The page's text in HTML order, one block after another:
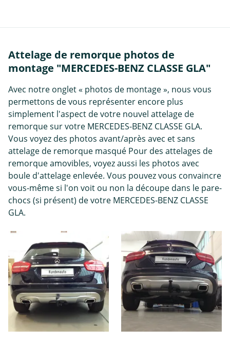
Attelage de remorque photos de
montage "MERCEDES-BENZ CLASSE GLA"
Avec notre onglet « photos de montage », nous vous
permettons de vous représenter encore plus
simplement l'aspect de votre nouvel attelage de
remorque sur votre MERCEDES-BENZ CLASSE GLA.
Vous voyez des photos avant/après avec et sans
attelage de remorque masqué Pour des attelages de
remorque amovibles, voyez aussi les photos avec
boule d'attelage enlevée. Vous pouvez vous convaincre
vous-même si l'on voit ou non la découpe dans le pare-
chocs (si présent) de votre MERCEDES-BENZ CLASSE
GLA.